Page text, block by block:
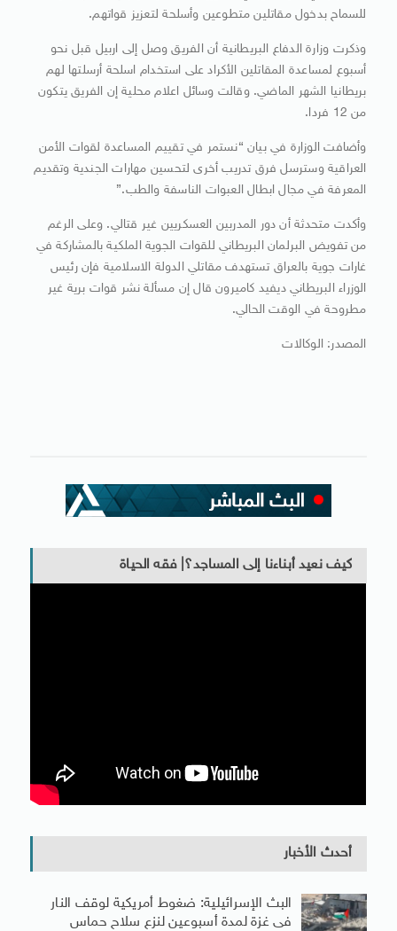
للسماح بدخول مقاتلين متطوعين وأسلحة لتعزيز قواتهم.
وذكرت وزارة الدفاع البريطانية أن الفريق وصل إلى اربيل قبل نحو
أسبوع لمساعدة المقاتلين الأكراد على استخدام اسلحة أرسلتها لهم
بريطانيا الشهر الماضي. وقالت وسائل اعلام محلية إن الفريق يتكون
من 12 فردا.
وأضافت الوزارة في بيان “نستمر في تقييم المساعدة لقوات الأمن
العراقية وسترسل فرق تدريب أخرى لتحسين مهارات الجندية وتقديم
المعرفة في مجال ابطال العبوات الناسفة والطب.”
وأكدت متحدثة أن دور المدربين العسكريين غير قتالي. وعلى الرغم
من تفويض البرلمان البريطاني للقوات الجوية الملكية بالمشاركة في
غارات جوية بالعراق تستهدف مقاتلي الدولة الاسلامية فإن رئيس
الوزراء البريطاني ديفيد كاميرون قال إن مسألة نشر قوات برية غير
مطروحة في الوقت الحالي.
المصدر: الوكالات
كيف نعيد أبناءنا إلى المساجد؟| فقه الحياة
أحدث الأخبار
البث الإسرائيلية: ضغوط أمريكية لوقف النار
فى غزة لمدة أسبوعين لنزع سلاح حماس